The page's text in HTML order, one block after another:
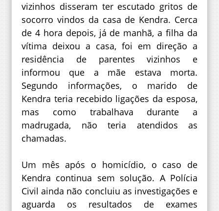
vizinhos disseram ter escutado gritos de
socorro vindos da casa de Kendra. Cerca
de 4 hora depois, já de manhã, a filha da
vítima deixou a casa, foi em direção a
residência de parentes vizinhos e
informou que a mãe estava morta.
Segundo informações, o marido de
Kendra teria recebido ligações da esposa,
mas como trabalhava durante a
madrugada, não teria atendidos as
chamadas.
Um mês após o homicídio, o caso de
Kendra continua sem solução. A Polícia
Civil ainda não concluiu as investigações e
aguarda os resultados de exames